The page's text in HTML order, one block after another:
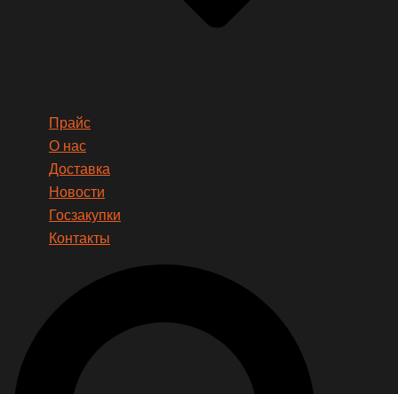
Прайс
О нас
Доставка
Новости
Госзакупки
Контакты